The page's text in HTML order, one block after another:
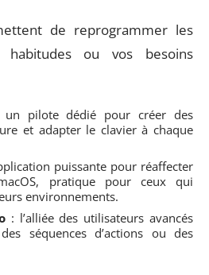
de reprogrammer les
ou vos besoins
pilote dédié pour créer des
et adapter le clavier à chaque
puissante pour réaffecter
pratique pour ceux qui
environnements.
: l’alliée des utilisateurs avancés
séquences d’actions ou des